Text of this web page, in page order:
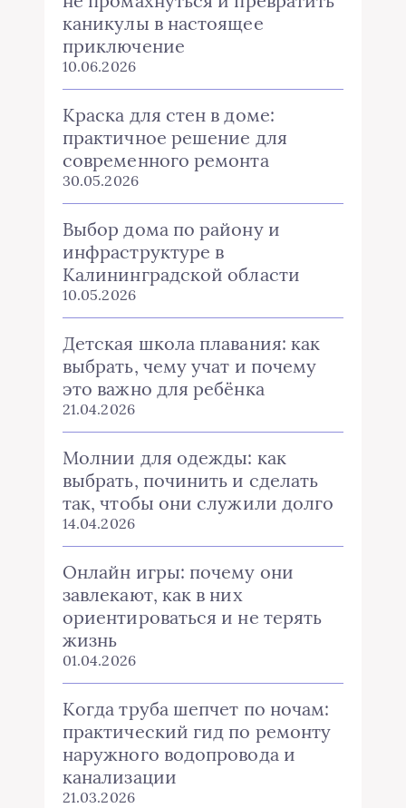
каникулы в настоящее
приключение
10.06.2026
Краска для стен в доме:
практичное решение для
современного ремонта
30.05.2026
Выбор дома по району и
инфраструктуре в
Калининградской области
10.05.2026
Детская школа плавания: как
выбрать, чему учат и почему
это важно для ребёнка
21.04.2026
Молнии для одежды: как
выбрать, починить и сделать
так, чтобы они служили долго
14.04.2026
Онлайн игры: почему они
завлекают, как в них
ориентироваться и не терять
жизнь
01.04.2026
Когда труба шепчет по ночам:
практический гид по ремонту
наружного водопровода и
канализации
21.03.2026